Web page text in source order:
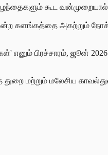
கூட வன்முறையால்
களங்கத்தை அகற்றும்
பிரச்சாரம், ஜூன்
துறை மற்றும் மலேசிய